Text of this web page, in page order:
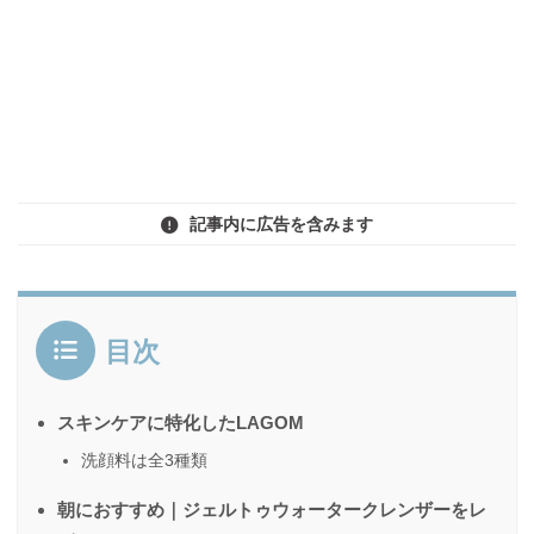
記事内に広告を含みます
目次
スキンケアに特化したLAGOM
洗顔料は全3種類
朝におすすめ｜ジェルトゥウォータークレンザーをレ